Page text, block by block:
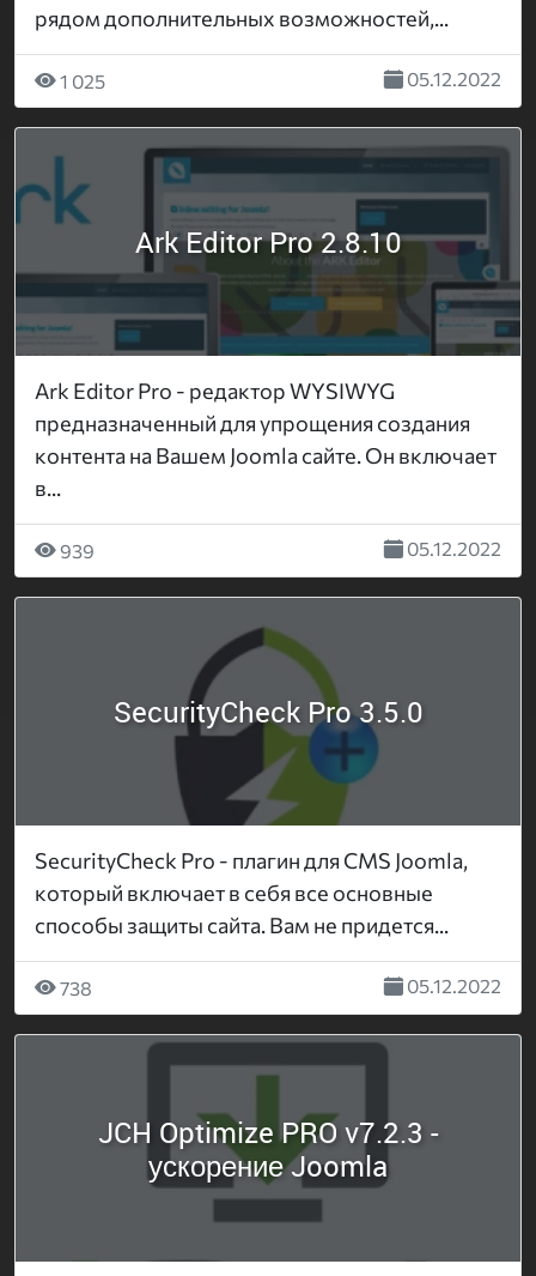
рядом дополнительных возможностей,...
1 025 05.12.2022
Ark Editor Pro 2.8.10
Ark Editor Pro - редактор WYSIWYG
предназначенный для упрощения создания
контента на Вашем Joomla сайте. Он включает
в...
939 05.12.2022
SecurityCheck Pro 3.5.0
SecurityCheck Pro - плагин для CMS Joomla,
который включает в себя все основные
способы защиты сайта. Вам не придется...
738 05.12.2022
JCH Optimize PRO v7.2.3 -
ускорение Joomla